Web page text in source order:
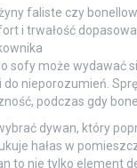
faliste czy
i trwałość
sofy może wydawać
do nieporozumień.
podczas gdy
dywan, który
hałas w
to nie tylko element